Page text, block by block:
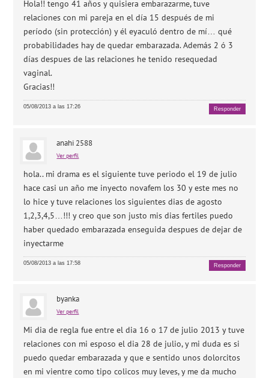
Hola!! tengo 41 años y quisiera embarazarme, tuve
relaciones con mi pareja en el día 15 después de mi
período (sin protección) y él eyaculó dentro de mí… qué
probabilidades hay de quedar embarazada. Además 2 ó 3
días despues de las relaciones he tenido resequedad
vaginal.
Gracias!!
05/08/2013 a las 17:26 Responder
anahi 2588
Ver perfil
hola.. mi drama es el siguiente tuve periodo el 19 de julio
hace casi un año me inyecto novafem los 30 y este mes no
lo hice y tuve relaciones los siguientes dias de agosto
1,2,3,4,5…!!! y creo que son justo mis dias fertiles puedo
haber quedado embarazada enseguida despues de dejar de
inyectarme
05/08/2013 a las 17:58 Responder
byanka
Ver perfil
Mi dia de regla fue entre el dia 16 o 17 de julio 2013 y tuve
relaciones con mi esposo el dia 28 de julio, y mi duda es si
puedo quedar embarazada y que e sentido unos dolorcitos
en mi vientre como tipo colicos muy leves, y me da mucho